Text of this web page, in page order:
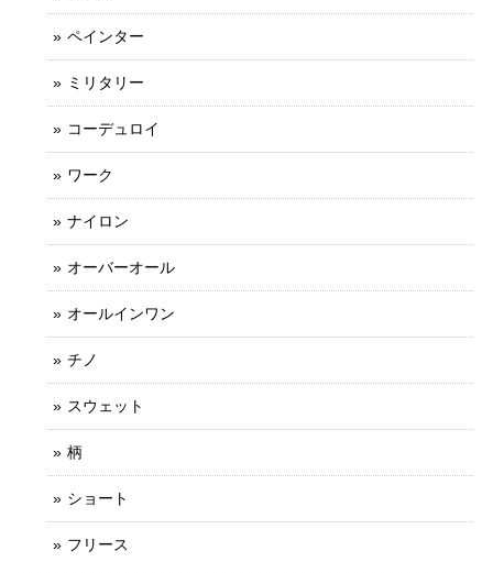
ペインター
ミリタリー
コーデュロイ
ワーク
ナイロン
オーバーオール
オールインワン
チノ
スウェット
柄
ショート
フリース